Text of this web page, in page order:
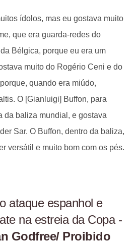
ídolos, mas eu gostava muito
que era guarda-redes do
Bélgica, porque eu era um
muito do Rogério Ceni e do
quando era miúdo,
O [Gianluigi] Buffon, para
da baliza mundial, e gostava
Sar. O Buffon, dentro da baliza,
versátil e muito bom com os pés.
ataque espanhol e
na estreia da Copa -
Godfree/ Proibido